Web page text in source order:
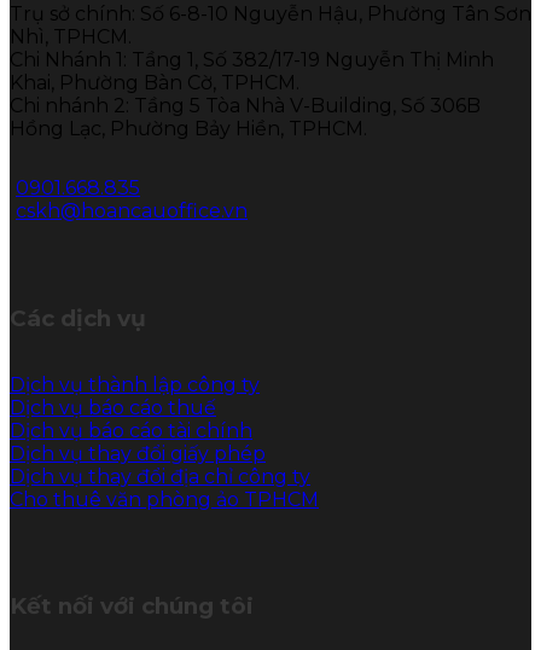
Trụ sở chính: Số 6-8-10 Nguyễn Hậu, Phường Tân Sơn
Nhì, TPHCM.
Chi Nhánh 1: Tầng 1, Số 382/17-19 Nguyễn Thị Minh
Khai, Phường Bàn Cờ, TPHCM.
Chi nhánh 2: Tầng 5 Tòa Nhà V-Building, Số 306B
Hồng Lạc, Phường Bảy Hiền, TPHCM.
0901.668.835
cskh@hoancauoffice.vn
Các dịch vụ
Dịch vụ thành lập công ty
Dịch vụ báo cáo thuế
Dịch vụ báo cáo tài chính
Dịch vụ thay đổi giấy phép
Dịch vụ thay đổi địa chỉ công ty
Cho thuê văn phòng ảo TPHCM
Kết nối với chúng tôi